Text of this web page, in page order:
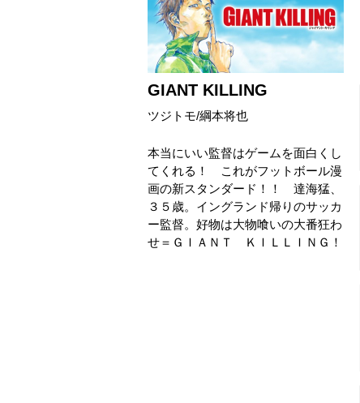
GIANT KILLING
ツジトモ/綱本将也
本当にいい監督はゲームを面白くし
てくれる！ これがフットボール漫
画の新スタンダード！！ 達海猛、
３５歳。イングランド帰りのサッカ
ー監督。好物は大物喰いの大番狂わ
せ＝ＧＩＡＮＴ ＫＩＬＬＩＮＧ！